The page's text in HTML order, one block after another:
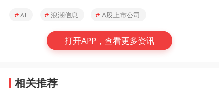
#AI # 浪潮信息 # A股上市公司
打开APP，查看更多资讯
相关推荐